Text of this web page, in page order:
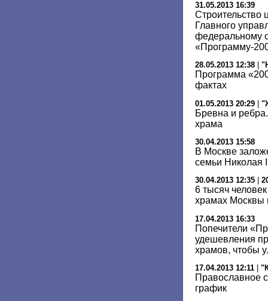
31.05.2013 16:39
Строительство
Главного
федеральному
«Программу-
28.05.2013 12:38
Программа
фактах
01.05.2013 20:29 |
Бревна и
храма
30.04.2013 15:58
В Москве
семьи Николая
30.04.2013 12:35
6 тысяч
храмах Москвы
17.04.2013 16:33
Попечители
удешевления
храмов, чтобы
17.04.2013 12:11
Православное
график